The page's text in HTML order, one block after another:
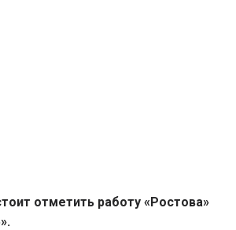
отметить работу «Ростова»